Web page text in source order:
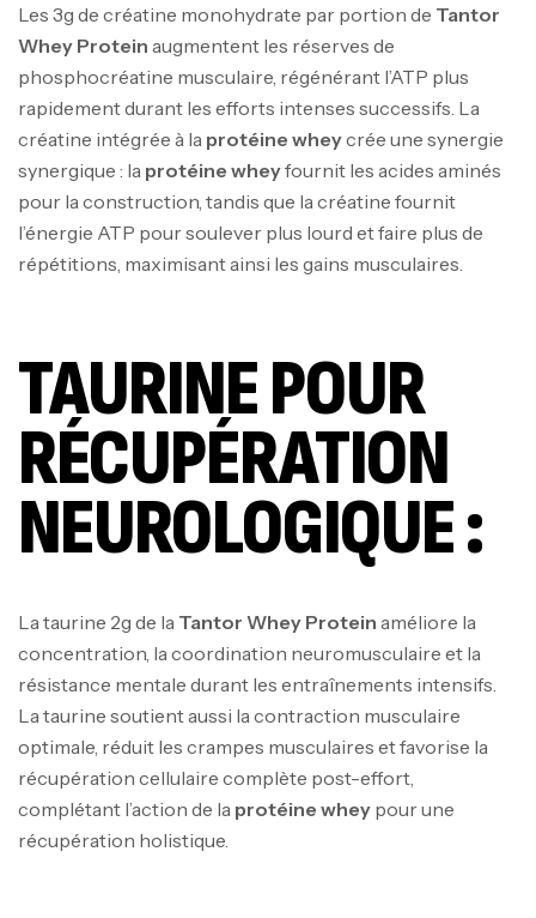
Les 3g de créatine monohydrate par portion de Tantor
Whey Protein augmentent les réserves de
phosphocréatine musculaire, régénérant l’ATP plus
rapidement durant les efforts intenses successifs. La
créatine intégrée à la protéine wheycrée une synergie
synergique : la protéine wheyfournit les acides aminés
pour la construction, tandis que la créatine fournit
l’énergie ATP pour soulever plus lourd et faire plus de
répétitions, maximisant ainsi les gains musculaires.
TAURINE POUR
RÉCUPÉRATION
NEUROLOGIQUE :
La taurine 2g de la Tantor Whey Protein améliore la
concentration, la coordination neuromusculaire et la
résistance mentale durant les entraînements intensifs.
La taurine soutient aussi la contraction musculaire
optimale, réduit les crampes musculaires et favorise la
récupération cellulaire complète post-effort,
complétant l’action de la protéine whey pour une
récupération holistique.